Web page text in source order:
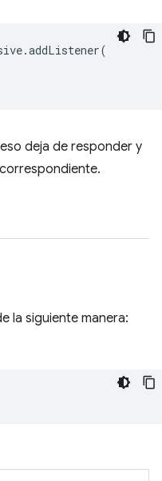
.addListener(
deja de responder y
la siguiente manera: